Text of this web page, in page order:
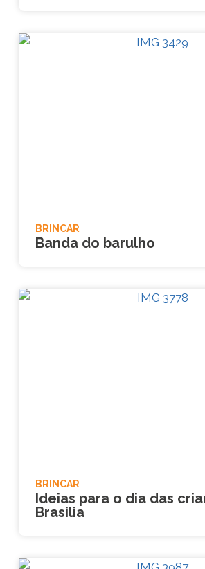
BRINCAR
Banda do barulho
BRINCAR
Ideias para o dia das
Brasilia